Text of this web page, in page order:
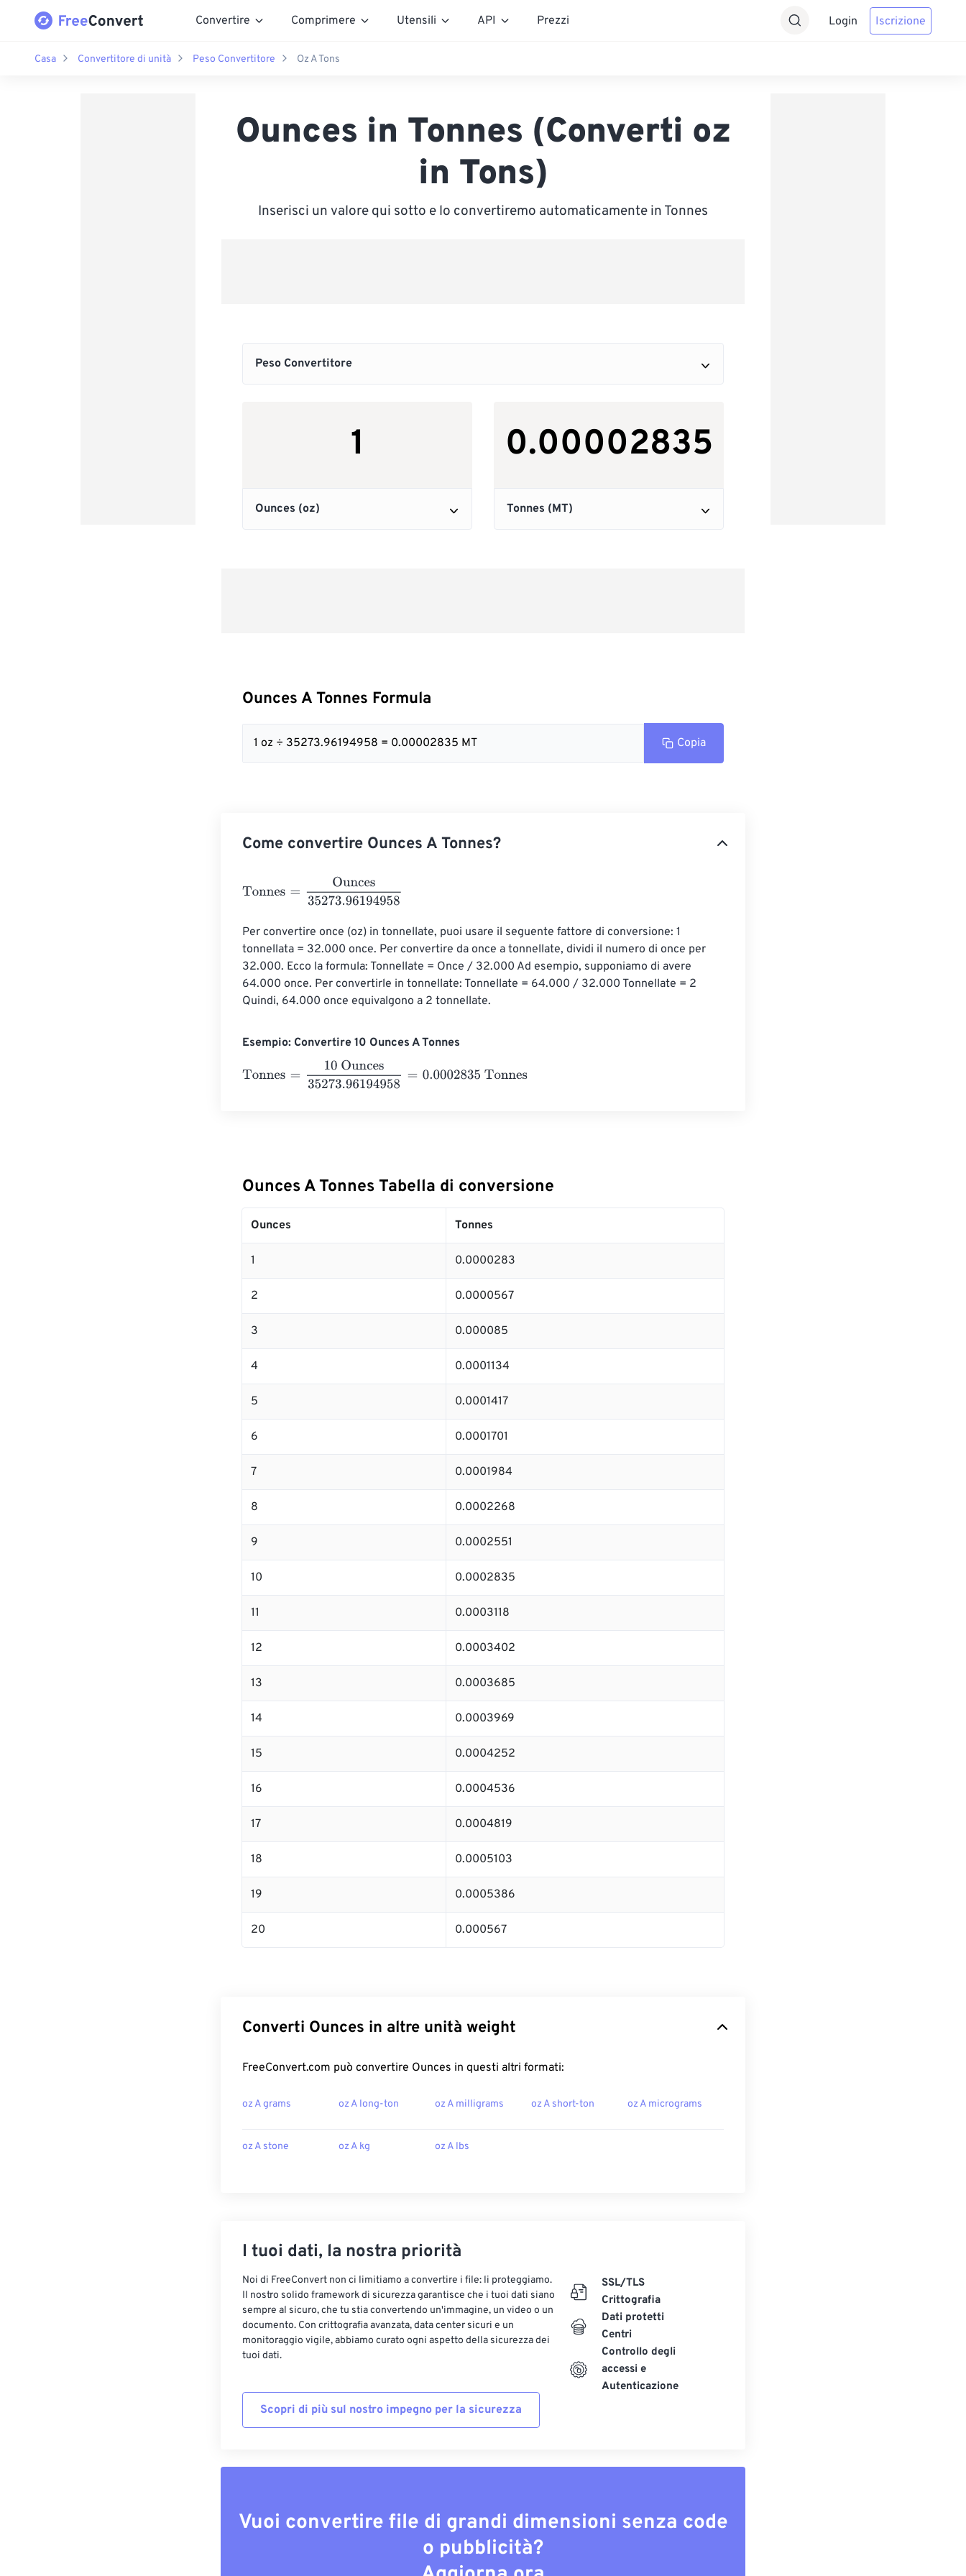
Convertire Comprimere Utensili API Prezzi Login Iscrizione
Casa Convertitore di unità Peso Convertitore Oz A Tons
Ounces in Tonnes (Converti oz
in Tons)
Inserisci un valore qui sotto e lo convertiremo automaticamente in Tonnes
Ounces A Tonnes Formula
1 oz ÷ 35273.96194958 = 0.00002835 MT Copia
Come convertire Ounces A Tonnes?
Tonnes 35273.96194958
Per convertire once (oz) in tonnellate, puoi usare il seguente fattore di conversione: 1
tonnellata = 32.000 once. Per convertire da once a tonnellate, dividi il numero di once per
32.000. Ecco la formula: Tonnellate = Once / 32.000 Ad esempio, supponiamo di avere
64.000 once. Per convertirle in tonnellate: Tonnellate = 64.000 / 32.000 Tonnellate = 2
Quindi, 64.000 once equivalgono a 2 tonnellate.
Esempio: Convertire 10 Ounces A Tonnes
Tonnes
10 Ounces 35273.96194958 = 0.0002835
Ounces A Tonnes Tabella di conversione
Ounces Tonnes
1 0.0000283
2 0.0000567
3 0.000085
4 0.0001134
5 0.0001417
6 0.0001701
7 0.0001984
8 0.0002268
9 0.0002551
10 0.0002835
11 0.0003118
12 0.0003402
13 0.0003685
14 0.0003969
15 0.0004252
16 0.0004536
17 0.0004819
18 0.0005103
19 0.0005386
20 0.000567
Converti Ounces in altre unità weight
FreeConvert.com può convertire Ounces in questi altri formati:
oz A grams oz A long-ton oz A milligrams oz A short-ton oz A micrograms
oz A stone oz A kg oz A lbs
I tuoi dati, la nostra priorità
Noi di FreeConvert non ci limitiamo a convertire i file: li proteggiamo.
Il nostro solido framework di sicurezza garantisce che i tuoi dati siano
sempre al sicuro, che tu stia convertendo un'immagine, un video o un
documento. Con crittografia avanzata, data center sicuri e un
monitoraggio vigile, abbiamo curato ogni aspetto della sicurezza dei
tuoi dati.
Scopri di più sul nostro impegno per la sicurezza
SSL/TLS
Crittografia
Dati protetti
Centri
Controllo degli
accessi e
Autenticazione
Vuoi convertire file di grandi dimensioni senza code
o pubblicità?